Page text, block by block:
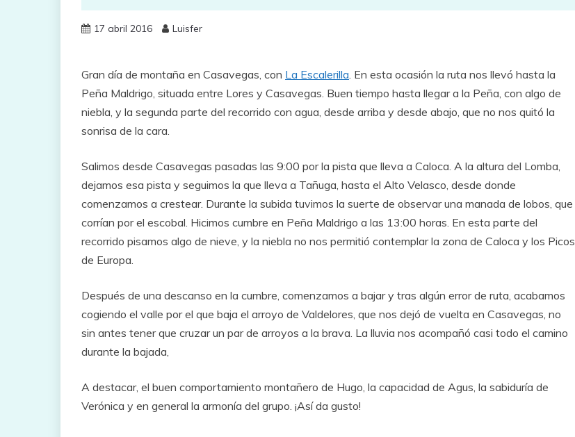
17 abril 2016 Luisfer
Gran día de montaña en Casavegas, con La Escalerilla. En esta ocasión la ruta nos llevó hasta la
Peña Maldrigo, situada entre Lores y Casavegas. Buen tiempo hasta llegar a la Peña, con algo de
niebla, y la segunda parte del recorrido con agua, desde arriba y desde abajo, que no nos quitó la
sonrisa de la cara.
Salimos desde Casavegas pasadas las 9:00 por la pista que lleva a Caloca. A la altura del Lomba,
dejamos esa pista y seguimos la que lleva a Tañuga, hasta el Alto Velasco, desde donde
comenzamos a crestear. Durante la subida tuvimos la suerte de observar una manada de lobos, que
corrían por el escobal. Hicimos cumbre en Peña Maldrigo a las 13:00 horas. En esta parte del
recorrido pisamos algo de nieve, y la niebla no nos permitió contemplar la zona de Caloca y los Picos
de Europa.
Después de una descanso en la cumbre, comenzamos a bajar y tras algún error de ruta, acabamos
cogiendo el valle por el que baja el arroyo de Valdelores, que nos dejó de vuelta en Casavegas, no
sin antes tener que cruzar un par de arroyos a la brava. La lluvia nos acompañó casi todo el camino
durante la bajada,
A destacar, el buen comportamiento montañero de Hugo, la capacidad de Agus, la sabiduría de
Verónica y en general la armonía del grupo. ¡Así da gusto!